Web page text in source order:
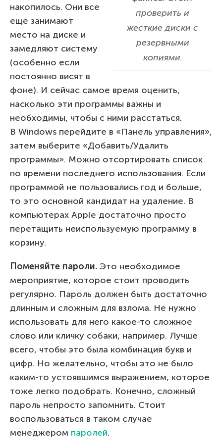
проверить и
жесткие диски с
резервными
копиями.
накопилось. Они все
еще занимают
место на диске и
замедляют систему
(особенно если
постоянно висят в
фоне). И сейчас самое время оценить,
насколько эти программы важны и
необходимы, чтобы с ними расстаться.
В Windows перейдите в «Панель управления»,
затем выберите «Добавить/Удалить
программы». Можно отсортировать список
по времени последнего использования. Если
программой не пользовались год и больше,
то это основной кандидат на удаление. В
компьютерах Apple достаточно просто
перетащить неиспользуемую программу в
корзину.
Поменяйте пароли. Это необходимое
мероприятие, которое стоит проводить
регулярно. Пароль должен быть достаточно
длинным и сложным для взлома. Не нужно
использовать для него какое-то сложное
слово или кличку собаки, например. Лучше
всего, чтобы это была комбинация букв и
цифр. Но желательно, чтобы это не было
каким-то устоявшимся выражением, которое
тоже легко подобрать. Конечно, сложный
пароль непросто запомнить. Стоит
воспользоваться в таком случае
менеджером паролей.